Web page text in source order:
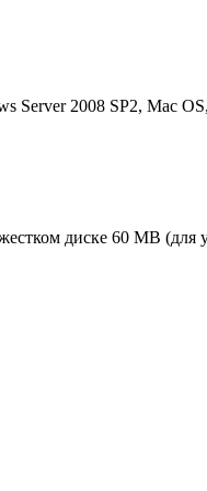
Server 2008 SP2, Mac
диске 60 MB (для